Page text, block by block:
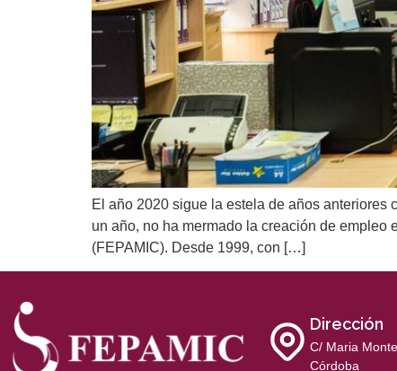
El año 2020 sigue la estela de años anteriores
un año, no ha mermado la creación de
(FEPAMIC). Desde 1999, con […]
Dirección
C/ Maria
Córdoba